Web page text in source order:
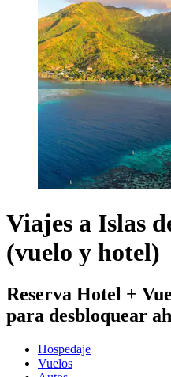
Viajes a Islas
(vuelo y hotel)
Reserva Hotel +
para desbloquear
Hospedaje
Vuelos